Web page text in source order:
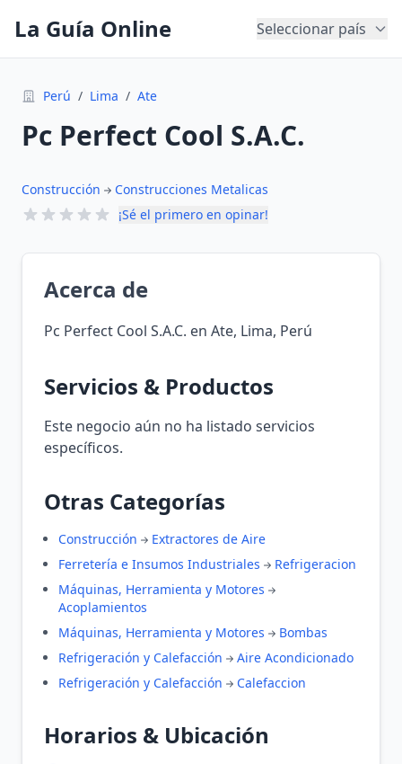
La Guía Online Seleccionar país
Perú / Lima / Ate
Pc Perfect Cool S.A.C.
Construcción
Construcciones Metalicas
¡Sé el primero en opinar!
Acerca de
Pc Perfect Cool S.A.C. en Ate, Lima, Perú
Servicios & Productos
Este negocio aún no ha listado servicios
específicos.
Otras Categorías
Construcción
Extractores de Aire
Ferretería e Insumos Industriales
Refrigeracion
Máquinas, Herramienta y Motores
Acoplamientos
Máquinas, Herramienta y Motores
Bombas
Refrigeración y Calefacción
Aire Acondicionado
Refrigeración y Calefacción
Calefaccion
Horarios & Ubicación